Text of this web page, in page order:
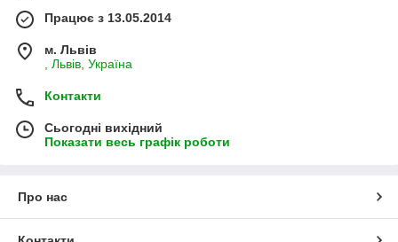
Працює з 13.05.2014
м. Львів
, Львів, Україна
Контакти
Сьогодні вихідний
Показати весь графік роботи
Про нас